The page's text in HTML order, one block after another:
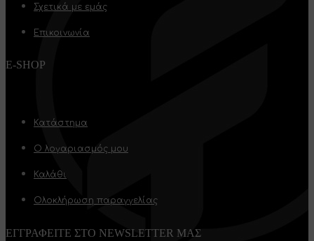
Σχετικά με εμάς
Επικοινωνία
E-SHOP
Κατάστημα
Ο λογαριασμός μου
Καλάθι
Ολοκλήρωση παραγγελίας
ΕΓΓΡΑΦΕΙΤΕ ΣΤΟ NEWSLETTER ΜΑΣ